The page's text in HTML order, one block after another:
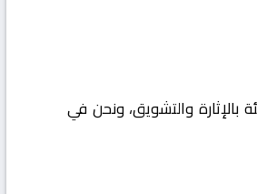
بالإثارة والتشويق، ونحن في